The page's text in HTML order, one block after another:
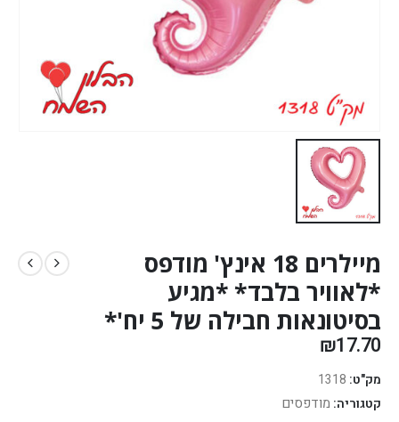
מיילרים 18 אינץ' מודפס
*לאוויר בלבד* *מגיע
בסיטונאות חבילה של 5 יח'*
₪17.70
מק"ט: 1318
קטגוריה: מודפסים